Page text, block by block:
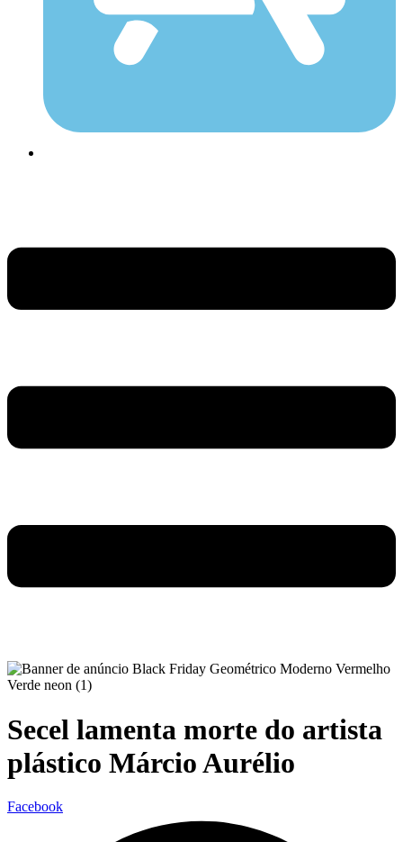
Secel lamenta morte do artista
plástico Márcio Aurélio
Facebook